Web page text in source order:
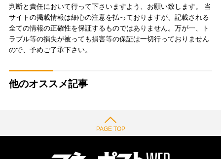
判断と責任において行って下さいますよう、お願い致します。 当
サイトの掲載情報は細心の注意を払っておりますが、記載される
全ての情報の正確性を保証するものではありません。万が一、ト
ラブル等の損失が被っても損害等の保証は一切行っておりません
ので、予めご了承下さい。
他のオススメ記事
PAGE TOP